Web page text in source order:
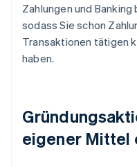
Zahlungen und Banking
sodass Sie schon
Transaktionen tätigen
haben.
eigener Mittel